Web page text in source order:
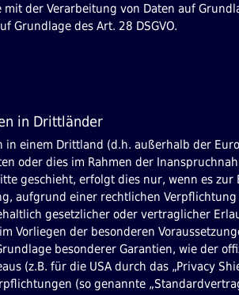
mit der Verarbeitung von Daten auf
Grundlage des Art. 28 DSGVO.
in Drittländer
in einem Drittland (d.h. außerhalb der
oder dies im Rahmen der
geschieht, erfolgt dies nur, wenn es
aufgrund einer rechtlichen
gesetzlicher oder vertraglicher
Vorliegen der besonderen
besonderer Garantien, wie der
(z.B. für die USA durch das „Privacy
(so genannte